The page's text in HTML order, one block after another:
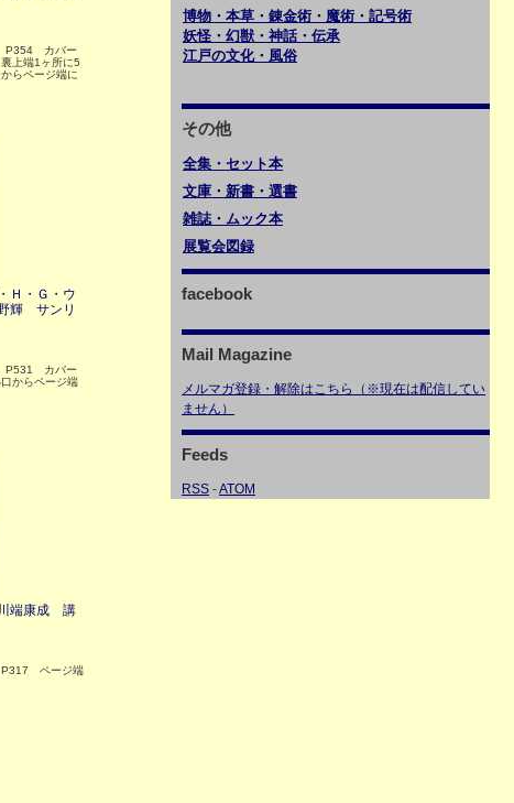
P354 カバー
上端1ヶ所に5
らページ端に
Ｈ・Ｇ・ウ
輝 サンリ
P531 カバー
からページ端
端康成 講
ページ端
博物・本草・錬金術・魔術・記号術
妖怪・幻獣・神話・伝承
江戸の文化・風俗
その他
全集・セット本
文庫・新書・選書
雑誌・ムック本
展覧会図録
facebook
Mail Magazine
メルマガ登録・解除はこちら（※現在は配信してい
ません）
Feeds
RSS -ATOM